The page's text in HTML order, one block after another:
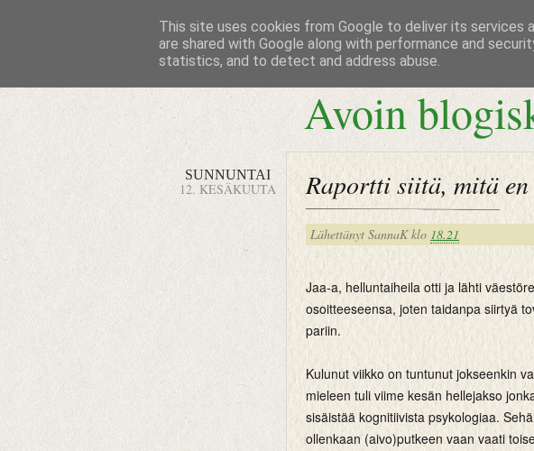
Avoin
SUNNUNTAI
12. KESÄKUUTA Raportti siitä, mitä
Lähettänyt SannaK klo 18.21
Jaa-a, helluntaiheila otti ja lähti
osoitteeseensa, joten taidanpa siirtyä
pariin.
Kulunut viikko on tuntunut jokseenkin
mieleen tuli viime kesän hellejakso
sisäistää kognitiivista psykologiaa.
ollenkaan (aivo)putkeen vaan vaati
This site uses cookies from Google to deliver its services
are shared with Google along with performance and
statistics, and to detect and address abuse.